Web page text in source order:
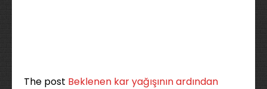
The post Beklenen kar yağışının ardından